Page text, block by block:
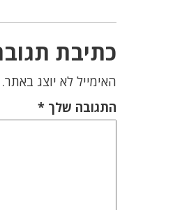
כתיבת
האימייל לא יוצג באתר.
התגובה שלך*